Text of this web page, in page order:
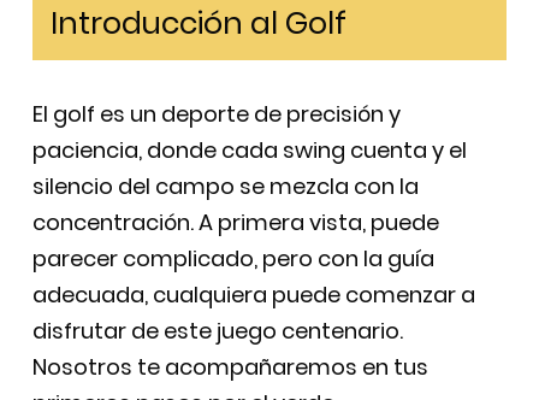
Introducción al Golf
El golf es un deporte de precisión y
paciencia, donde cada swing cuenta y el
silencio del campo se mezcla con la
concentración. A primera vista, puede
parecer complicado, pero con la guía
adecuada, cualquiera puede comenzar a
disfrutar de este juego centenario.
Nosotros te acompañaremos en tus